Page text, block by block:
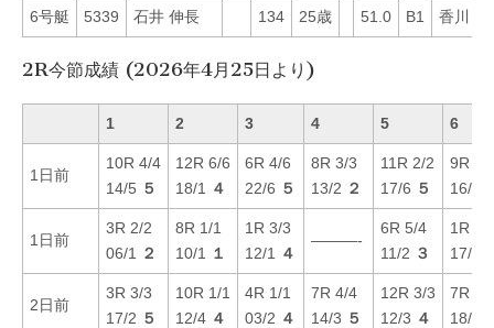
6号艇 5339 石井 伸長 134 25歳 51.0 B1 香川
2R今節成績 (2026年4月25日より)
1 2 3 4 5 6
1日前
10R 4/4
14/5 ５
12R 6/6
18/1
４
6R 4/6
22/6 ５
8R 3/3
13/2 ２
11R 2/2
17/6 ５
9R 6/
16/5
1日前
3R 2/2
06/1
２
8R 1/1
10/1
１
1R 3/3
12/1
４
———-
6R 5/4
11/2 ３
1R 2/
17/3
2日前
3R 3/3
17/2 ５
10R 1/1
12/4 ４
4R 1/1
03/2 ４
7R 4/4
14/3 ５
12R 3/3
12/3 ４
7R 1/
18/4